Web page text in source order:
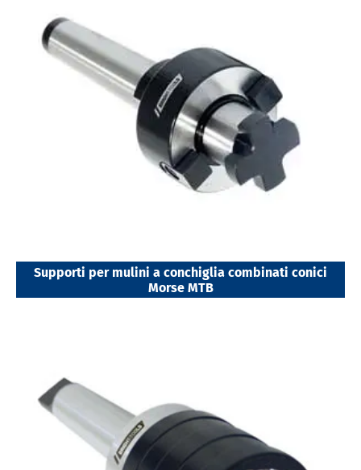
Supporti per mulini a conchiglia combinati conici
Morse MTB